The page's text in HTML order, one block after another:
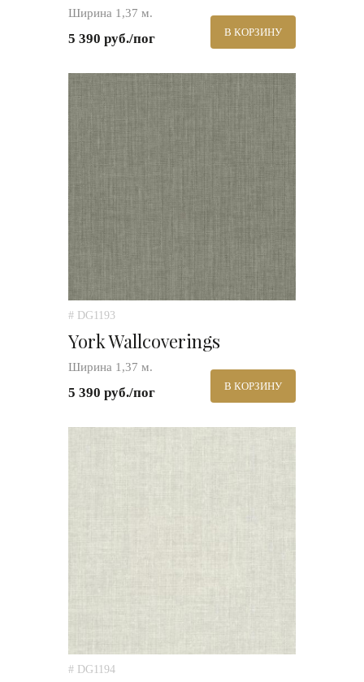
Ширина 1,37 м.
5 390 руб./пог В КОРЗИНУ
# DG1193
York Wallcoverings
Ширина 1,37 м.
5 390 руб./пог В КОРЗИНУ
# DG1194